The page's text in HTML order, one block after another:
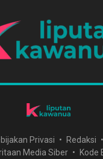
Privasi
Redaksi
Media Siber
Kode